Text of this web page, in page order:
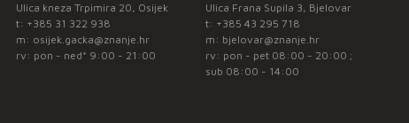
Ulica kneza Trpimira 20, Osijek
t: +385 31 322 938
m: osijek.gacka@znanje.hr
rv: pon - ned* 9:00 - 21:00
Ulica Frana Supila 3, Bjelovar
t: +385 43 295 718
m: bjelovar@znanje.hr
rv: pon - pet 08:00 - 20:00 ;
sub 08:00 - 14:00